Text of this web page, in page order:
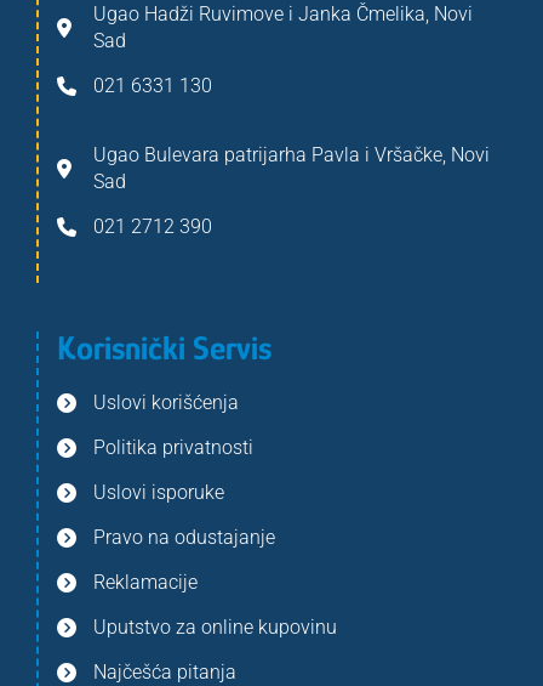
Ugao Hadži Ruvimove i Janka Čmelika, Novi
Sad
021 6331 130
Ugao Bulevara patrijarha Pavla i Vršačke, Novi
Sad
021 2712 390
Korisnički Servis
Uslovi korišćenja
Politika privatnosti
Uslovi isporuke
Pravo na odustajanje
Reklamacije
Uputstvo za online kupovinu
Najčešća pitanja